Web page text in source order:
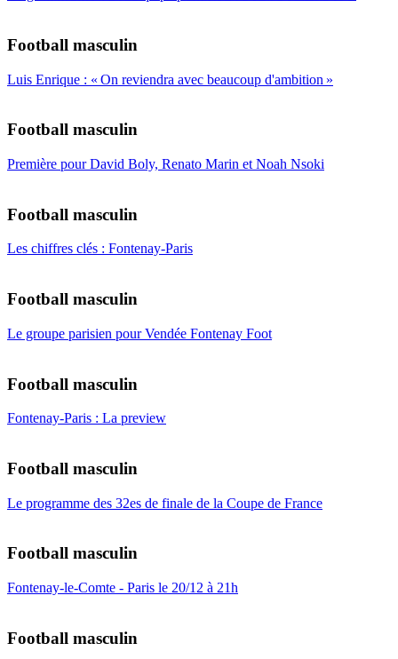
Football masculin
Luis Enrique : « On reviendra avec beaucoup d'ambition »
Football masculin
Première pour David Boly, Renato Marin et Noah Nsoki
Football masculin
Les chiffres clés : Fontenay-Paris
Football masculin
Le groupe parisien pour Vendée Fontenay Foot
Football masculin
Fontenay-Paris : La preview
Football masculin
Le programme des 32es de finale de la Coupe de France
Football masculin
Fontenay-le-Comte - Paris le 20/12 à 21h
Football masculin